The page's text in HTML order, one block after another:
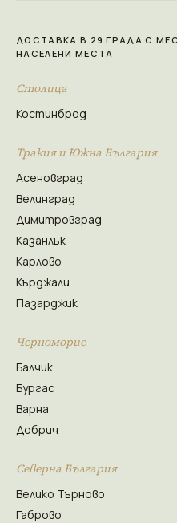
ДОСТАВКА В 29 ГРАДА С
НАСЕЛЕНИ МЕСТА
Столица
Костинброд
Тракия и Южна България
Асеновград
Велинград
Димитровград
Казанлък
Карлово
Кърджали
Пазарджик
Черноморие
Балчик
Бургас
Варна
Добрич
Северна България
Велико Търново
Габрово